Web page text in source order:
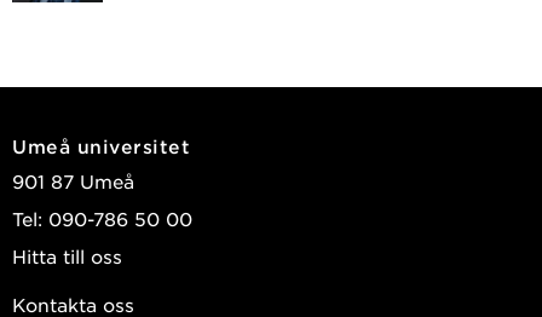
Umeå universitet
901 87 Umeå
Tel: 090-786 50 00
Hitta till oss
Kontakta oss